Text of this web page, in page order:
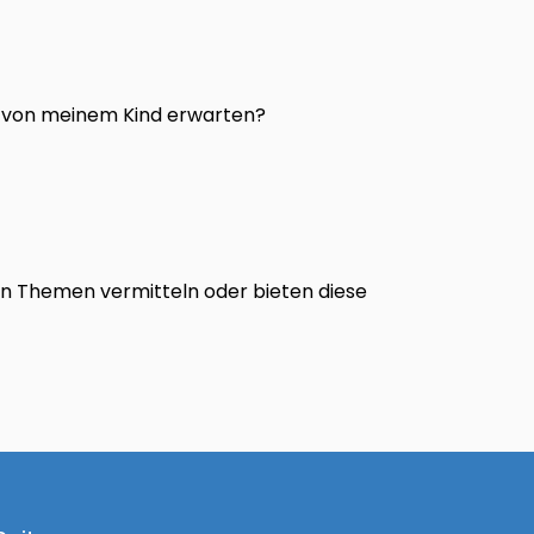
meinem Kind erwarten?
Themen vermitteln oder bieten diese